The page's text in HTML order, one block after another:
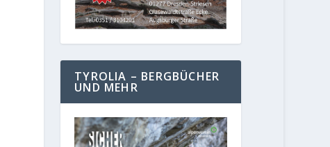
TYROLIA – BERGBÜCHER
UND MEHR